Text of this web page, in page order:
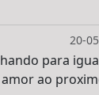
20-
para
ao